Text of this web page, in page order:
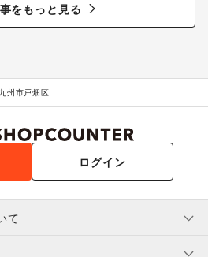
をもっと見る
州市戸畑区
ログイン
て